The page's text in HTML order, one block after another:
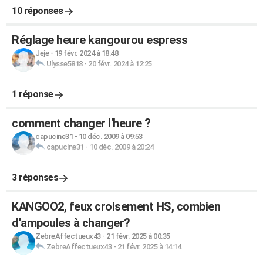
10 réponses
Réglage heure kangourou espress
Jeje- 19 févr. 2024 à 18:48
Ulysse5818- 20 févr. 2024 à 12:25
1 réponse
comment changer l'heure ?
capucine31 - 10 déc. 2009 à 09:53
capucine31 - 10 déc. 2009 à 20:24
3 réponses
KANGOO2, feux croisement HS, combien
d'ampoules à changer?
ZebreAffectueux43- 21 févr. 2025 à 00:35
ZebreAffectueux43- 21 févr. 2025 à 14:14